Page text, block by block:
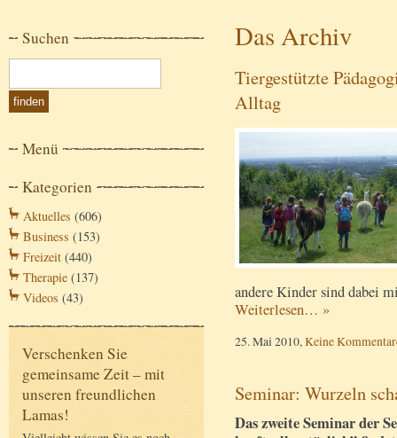
Suchen
Menü
Kategorien
Aktuelles (606)
Business (153)
Freizeit (440)
Therapie (137)
Videos (43)
Verschenken Sie
gemeinsame Zeit – mit
unseren freundlichen
Lamas!
Das Archiv
Tiergestützte
Alltag
andere Kinder sind dabei
Weiterlesen… »
25. Mai 2010,Keine
Seminar: Wurzeln
Das zweite Seminar der